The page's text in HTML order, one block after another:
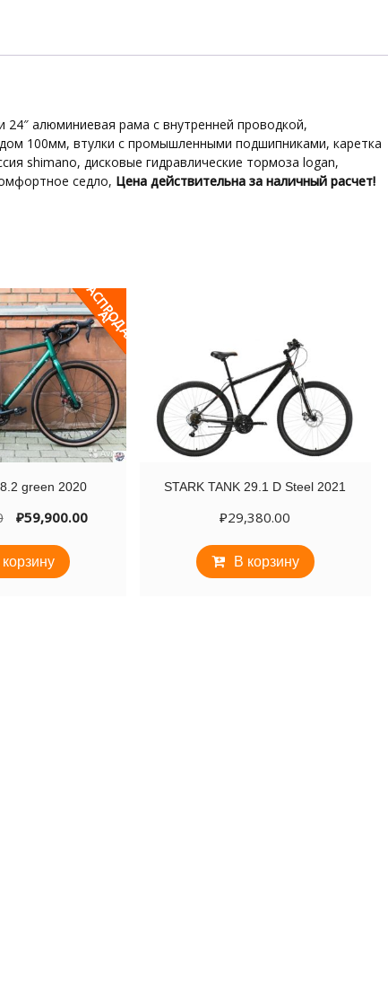
алюминиевая рама с внутренней проводкой,
100мм, втулки с промышленными подшипниками, каретка
shimano, дисковые гидравлические тормоза logan,
седло, Цeна дейcтвитeльнa за наличный pacчeт!
Р
А
С
П
Р
О
Д
А
Ж
А
!
green 2020
Первоначальная
составляла
₽103,870.00.
₽59,900.00
STARK TANK 29.1 D Steel 2021
₽29,380.00
В корзину